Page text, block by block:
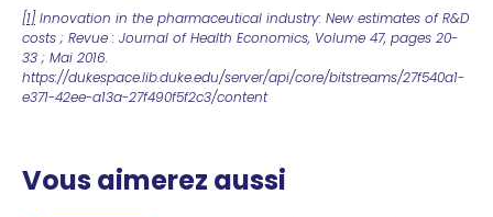
[1]Innovation in the pharmaceutical industry: New estimates of R&D
costs ; Revue : Journal of Health Economics, Volume 47, pages 20-
33 ; Mai 2016.
https://dukespace.lib.duke.edu/server/api/core/bitstreams/27f540a1-
e371-42ee-a13a-27f490f5f2c3/content
Vous aimerez aussi